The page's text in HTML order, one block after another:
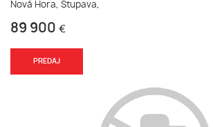
Nová Hora, Stupava,
89 900 €
PREDAJ